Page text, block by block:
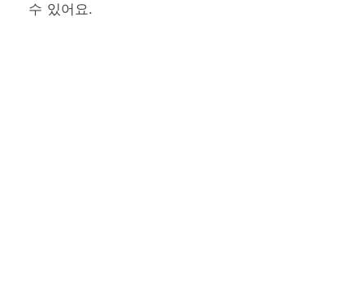
수 있어요.